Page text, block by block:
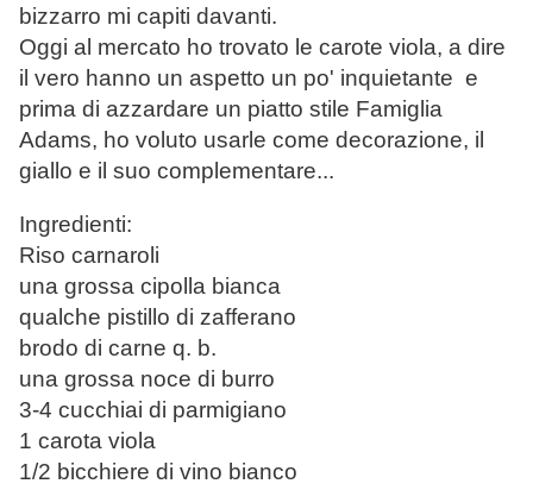
bizzarro mi capiti davanti.
Oggi al mercato ho trovato le carote viola, a dire
il vero hanno un aspetto un po' inquietante e
prima di azzardare un piatto stile Famiglia
Adams, ho voluto usarle come decorazione, il
giallo e il suo complementare...
Ingredienti:
Riso carnaroli
una grossa cipolla bianca
qualche pistillo di zafferano
brodo di carne q. b.
una grossa noce di burro
3-4 cucchiai di parmigiano
1 carota viola
1/2 bicchiere di vino bianco